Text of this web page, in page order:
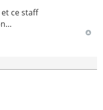
ce staff